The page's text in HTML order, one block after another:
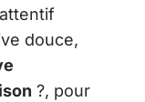
douce,
?, pour